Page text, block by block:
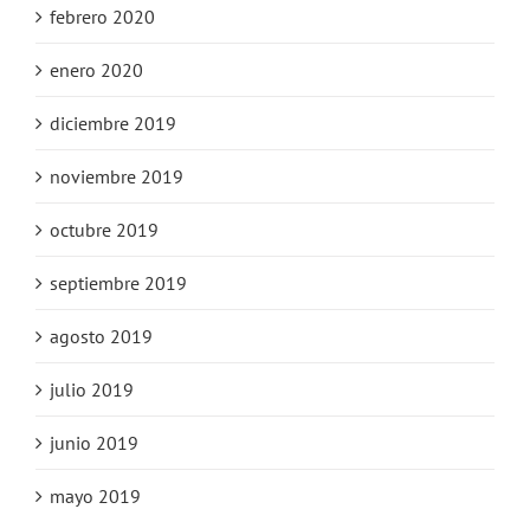
febrero 2020
enero 2020
diciembre 2019
noviembre 2019
octubre 2019
septiembre 2019
agosto 2019
julio 2019
junio 2019
mayo 2019